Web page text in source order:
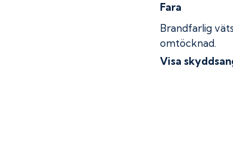
Fara
Brandfarlig
omtöcknad.
Visa